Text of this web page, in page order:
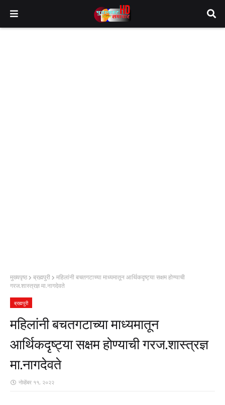
मुख्यपृष्ठ ब्रह्मपुरी
महिलांनी बचतगटाच्या माध्यमातून आर्थिकदृष्ट्या सक्षम होण्याची
गरज.शास्त्रज्ञ मा.नागदेवते
ब्रह्मपुरी
महिलांनी बचतगटाच्या माध्यमातून
आर्थिकदृष्ट्या सक्षम होण्याची गरज.शास्त्रज्ञ
मा.नागदेवते
नोव्हेंबर ११, २०२२